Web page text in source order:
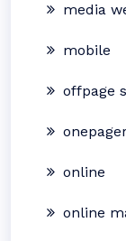
media
mobile
offpage
online
online